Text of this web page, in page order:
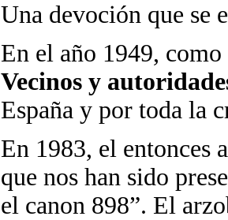
Una devoción que se
En el año 1949,
Vecinos y
España y por toda la
En 1983, el entonces
que nos han sido
el canon 898”. El